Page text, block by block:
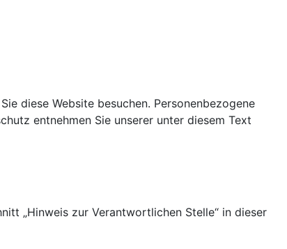
diese Website besuchen. Personenbezogene
entnehmen Sie unserer unter diesem Text
„Hinweis zur Verantwortlichen Stelle“ in dieser